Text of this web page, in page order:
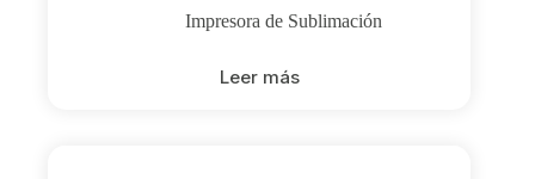
Impresora de Sublimación
Leer más